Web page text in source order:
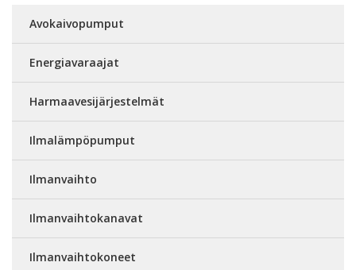
Avokaivopumput
Energiavaraajat
Harmaavesijärjestelmät
Ilmalämpöpumput
Ilmanvaihto
Ilmanvaihtokanavat
Ilmanvaihtokoneet